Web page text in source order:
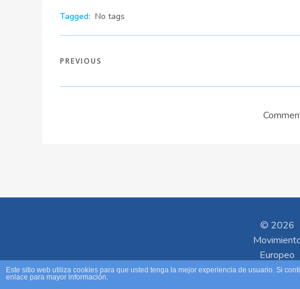
Tagged: No tags
PREVIOUS
© 2026
Europeo
Este sitio web utiliza cookies para que usted tenga la mejor experiencia de usuario. Si
enlace para mayor información.